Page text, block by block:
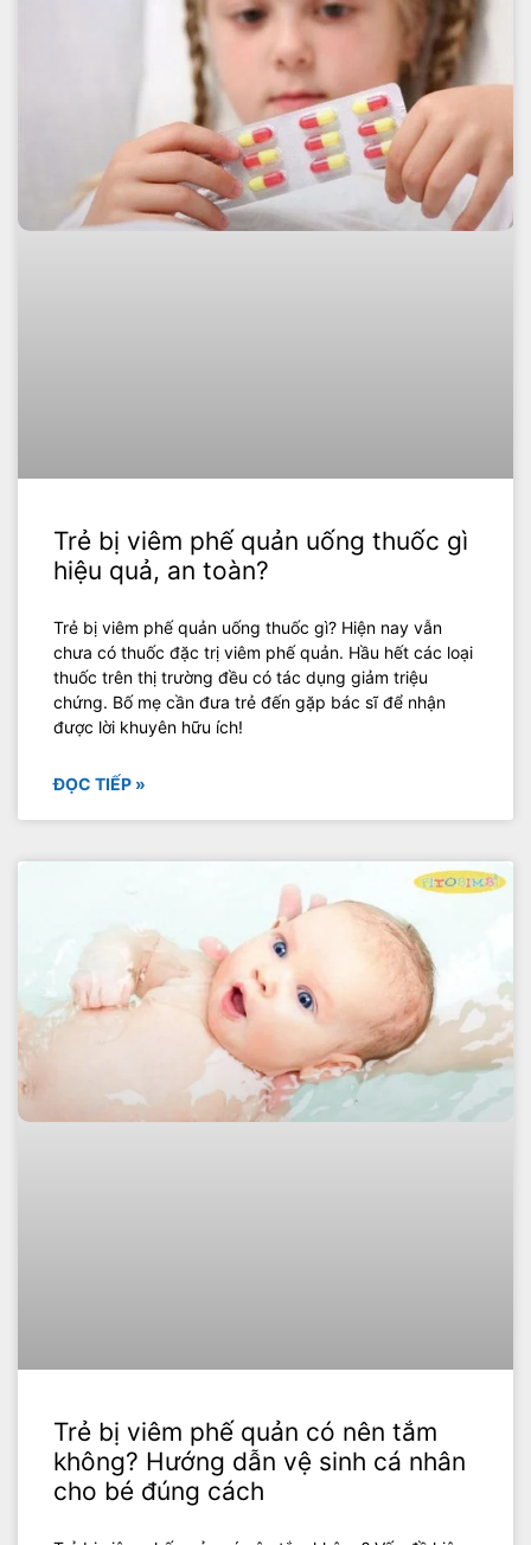
Trẻ bị viêm phế quản uống thuốc gì
hiệu quả, an toàn?
Trẻ bị viêm phế quản uống thuốc gì? Hiện nay vẫn
chưa có thuốc đặc trị viêm phế quản. Hầu hết các loại
thuốc trên thị trường đều có tác dụng giảm triệu
chứng. Bố mẹ cần đưa trẻ đến gặp bác sĩ để nhận
được lời khuyên hữu ích!
ĐỌC TIẾP »
Trẻ bị viêm phế quản có nên tắm
không? Hướng dẫn vệ sinh cá nhân
cho bé đúng cách